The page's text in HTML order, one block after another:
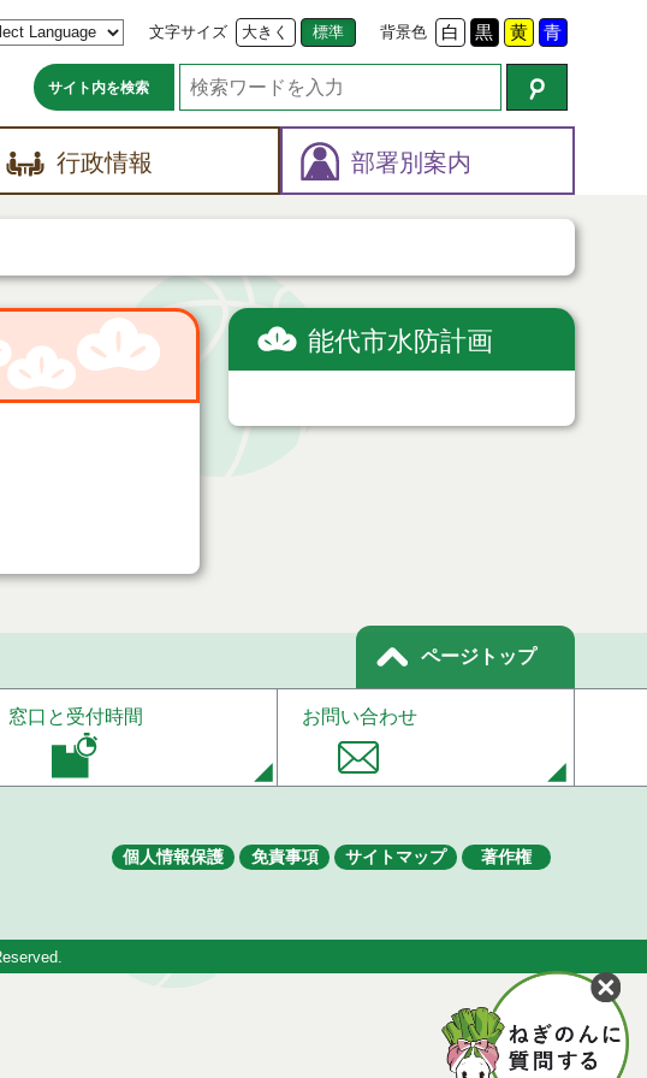
文字サイズ 大きく 標準 背景色 白 黒 黄 青
サイト内を検索
行政情報 部署別案内
能代市水防計画
ページトップ
窓口と受付時間 お問い合わせ
個人情報保護 免責事項 サイトマップ 著作権